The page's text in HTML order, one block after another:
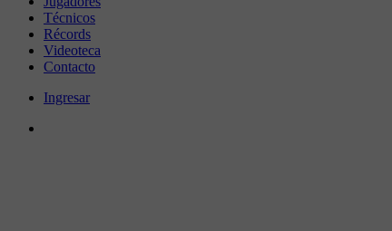
Técnicos
Récords
Videoteca
Contacto
Ingresar